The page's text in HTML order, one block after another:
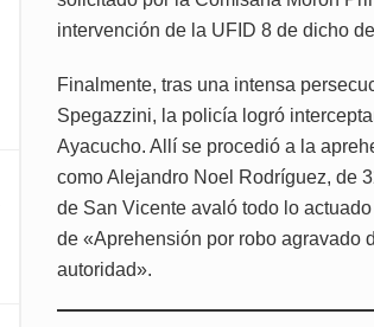
intervención de la UFID 8 de dicho
Finalmente, tras una intensa
Spegazzini, la policía logró
Ayacucho. Allí se procedió a la
como Alejandro Noel Rodríguez, de
de San Vicente avaló todo lo
de «Aprehensión por robo agravado
autoridad».